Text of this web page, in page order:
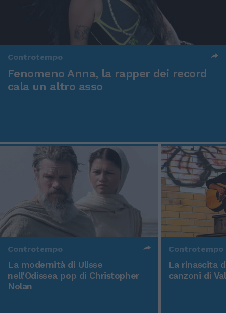
Controtempo
Fenomeno Anna, la rapper dei record
cala un altro asso
Controtempo
La modernità di Ulisse
nell'Odissea pop di Christopher
Nolan
Controtempo
La rinascita
canzoni di